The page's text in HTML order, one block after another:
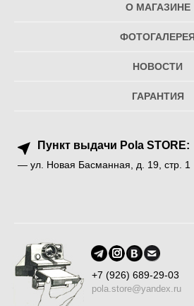
О МАГАЗИНЕ
ФОТОГАЛЕРЕЯ
НОВОСТИ
ГАРАНТИЯ
Пункт выдачи Pola STORE:
— ул. Новая Басманная, д. 19, стр. 1
+7 (926) 689-29-03
pola.store@yandex.ru